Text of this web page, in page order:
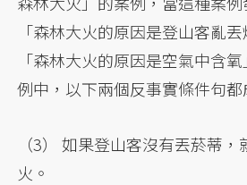
「森林大火的原因是登山客亂
「森林大火的原因是空氣中含
例中，以下兩個反事實條件句都
（3） 如果登山客沒有丟菸蒂
火。